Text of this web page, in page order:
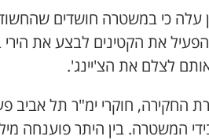
עלה כי במשטרה חושדים
את הקטינים לבצע את הירי
לצלם את הצ'יינג'.
החקירה, חוקרי ימ"ר תל אביב
המשטרה. בין היתר פוענחה